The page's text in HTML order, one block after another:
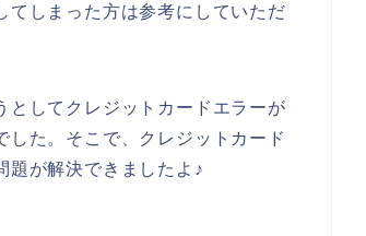
てしまった方は参考にしていただ
としてクレジットカードエラーが
た。そこで、クレジットカード
題が解決できましたよ♪